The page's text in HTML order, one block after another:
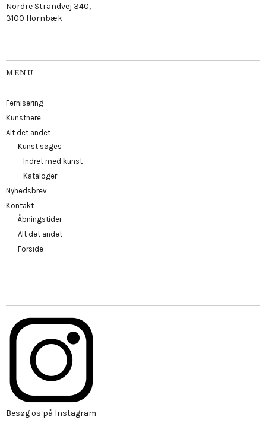
Nordre Strandvej 340,
3100 Hornbæk
MENU
Fernisering
Kunstnere
Alt det andet
Kunst søges
– Indret med kunst
– Kataloger
Nyhedsbrev
Kontakt
Åbningstider
Alt det andet
Forside
Besøg os på Instagram